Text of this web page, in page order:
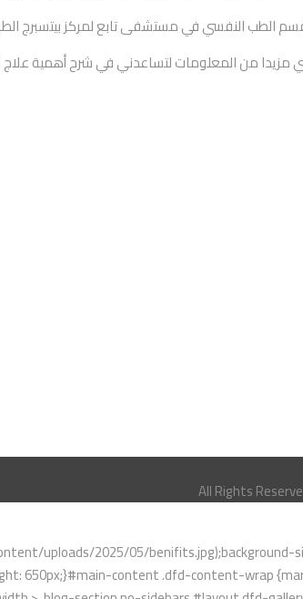
قسم الطب النفسي في مستشفى تابع لمركز بيتسبرج
مزيدا من المعلومات لتساعدني في شرح أهمية علاج
uploads/2025/05/benifits.jpg);background-
650px;}#main-content .dfd-content-wrap